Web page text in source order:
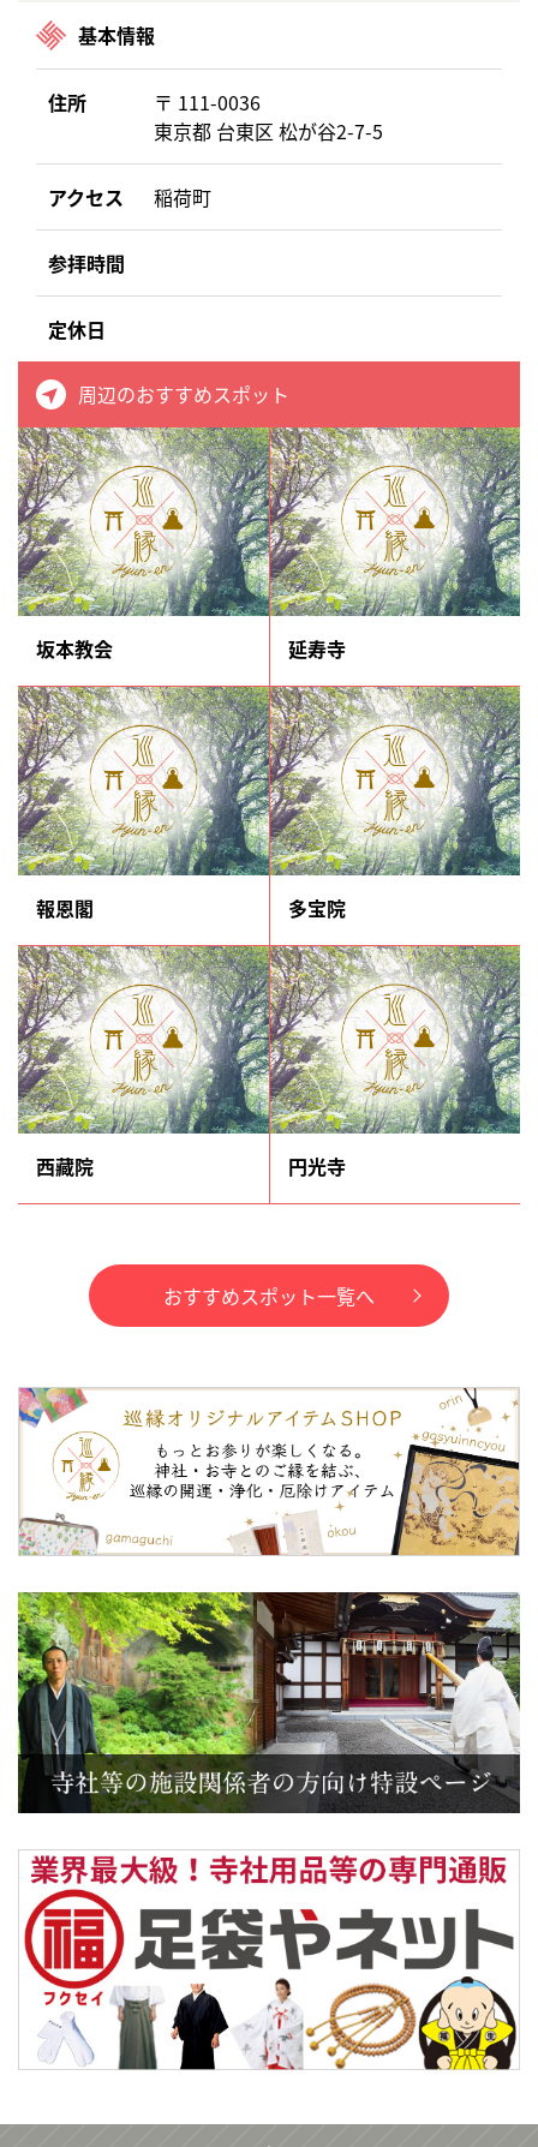
基本情報
住所
〒 111-0036
東京都 台東区 松が谷2-7-5
アクセス 稲荷町
参拝時間
定休日
周辺のおすすめスポット
坂本教会 延寿寺
報恩閣 多宝院
西藏院 円光寺
おすすめスポット一覧へ